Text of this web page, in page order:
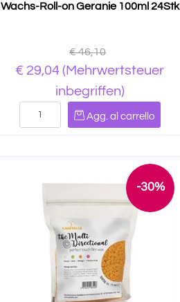
Wachs-Roll-on Geranie 100ml 24Stk
€ 46,10
€ 29,04 (Mehrwertsteuer
inbegriffen)
Quantità
Agg. al carrello
-30%